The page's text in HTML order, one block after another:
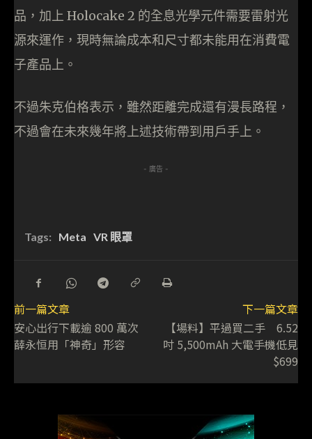
品，加上 Holocake 2 的全息光學元件需要雷射光
源來運作，現時無論成本和尺寸都未能用在消費電
子產品上。
不過朱克伯格表示，雖然距離完成還有漫長路程，
不過會在未來幾年將上述技術帶到用戶手上。
- 廣告 -
Tags: Meta VR 眼罩
前一篇文章
安心出行下載逾 800 萬次
薛永恒用「神奇」形容
下一篇文章
【場料】平過買二手 6.52
吋 5,500mAh 大電手機低見
$699